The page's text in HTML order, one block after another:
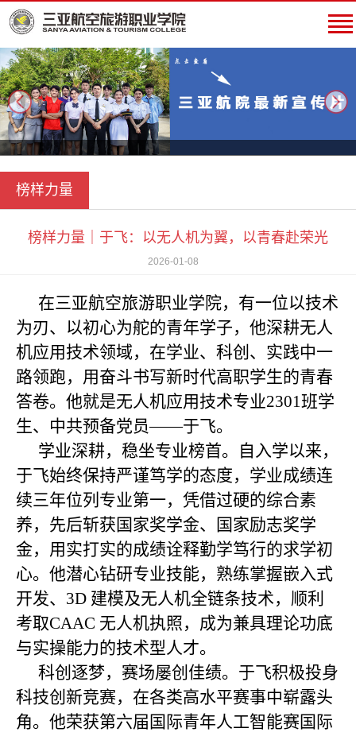
next
榜样力量
榜样力量｜于飞：以无人机为翼，以青春赴荣光
2026-01-08
在三亚航空旅游职业学院，有一位以技术
为刃、以初心为舵的青年学子，他深耕无人
机应用技术领域，在学业、科创、实践中一
路领跑，用奋斗书写新时代高职学生的青春
答卷。他就是无人机应用技术专业2301班学
生、中共预备党员——于飞。
学业深耕，稳坐专业榜首。自入学以来，
于飞始终保持严谨笃学的态度，学业成绩连
续三年位列专业第一，凭借过硬的综合素
养，先后斩获国家奖学金、国家励志奖学
金，用实打实的成绩诠释勤学笃行的求学初
心。他潜心钻研专业技能，熟练掌握嵌入式
开发、3D 建模及无人机全链条技术，顺利
考取CAAC 无人机执照，成为兼具理论功底
与实操能力的技术型人才。
科创逐梦，赛场屡创佳绩。于飞积极投身
科技创新竞赛，在各类高水平赛事中崭露头
角。他荣获第六届国际青年人工智能赛国际